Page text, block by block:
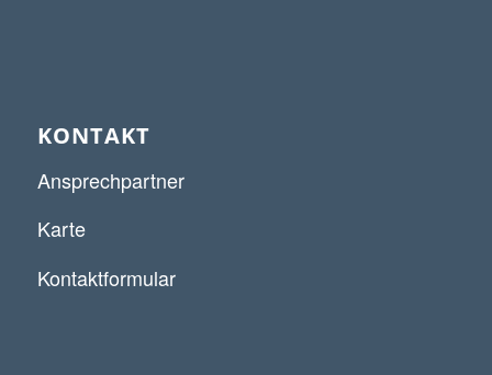
KONTAKT
Ansprechpartner
Karte
Kontaktformular